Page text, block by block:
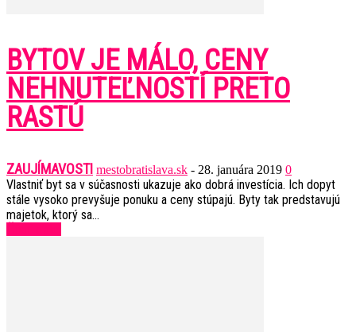
BYTOV JE MÁLO, CENY
NEHNUTEĽNOSTÍ PRETO
RASTÚ
ZAUJÍMAVOSTI mestobratislava.sk - 28. januára 2019 0
Vlastniť byt sa v súčasnosti ukazuje ako dobrá investícia. Ich dopyt
stále vysoko prevyšuje ponuku a ceny stúpajú. Byty tak predstavujú
majetok, ktorý sa...